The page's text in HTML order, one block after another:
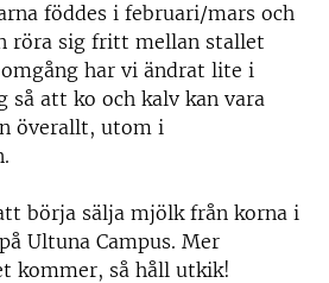
föddes i februari/mars och
röra sig fritt mellan stallet
har vi ändrat lite i
så att ko och kalv kan vara
överallt, utom i
börja sälja mjölk från korna i
Ultuna Campus. Mer
kommer, så håll utkik!